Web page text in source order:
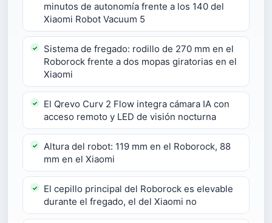
minutos de autonomía frente a los 140 del
Xiaomi Robot Vacuum 5
Sistema de fregado: rodillo de 270 mm en el
Roborock frente a dos mopas giratorias en el
Xiaomi
El Qrevo Curv 2 Flow integra cámara IA con
acceso remoto y LED de visión nocturna
Altura del robot: 119 mm en el Roborock, 88
mm en el Xiaomi
El cepillo principal del Roborock es elevable
durante el fregado, el del Xiaomi no